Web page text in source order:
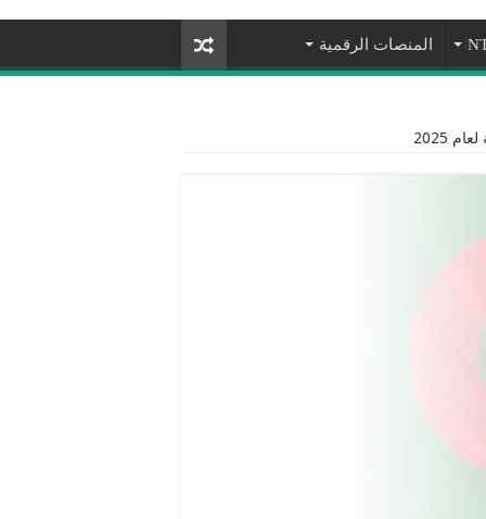
المنصات الرقمية
2025